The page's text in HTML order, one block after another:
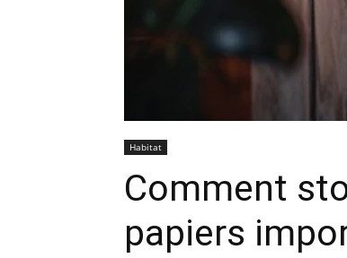
Habitat
Comment
papiers